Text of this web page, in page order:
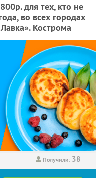
для тех, кто не
во всех городах
Кострома
Получили: 38